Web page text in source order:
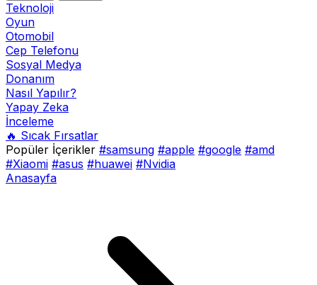
Teknoloji
Oyun
Otomobil
Cep Telefonu
Sosyal Medya
Donanım
Nasıl Yapılır?
Yapay Zeka
İnceleme
🔥 Sıcak Fırsatlar
Popüler İçerikler #samsung #apple #google #amd
#Xiaomi #asus #huawei #Nvidia
Anasayfa